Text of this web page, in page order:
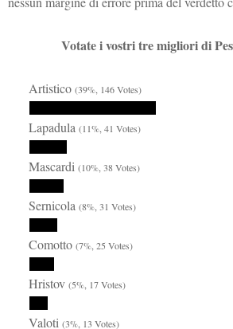
Votate i vostri tre migliori di
Artistico(39%, 146 Votes)
Lapadula(11%, 41 Votes)
Mascardi(10%, 38 Votes)
Sernicola(8%, 31 Votes)
Comotto(7%, 25 Votes)
Hristov(5%, 17 Votes)
Valoti(3%, 13 Votes)